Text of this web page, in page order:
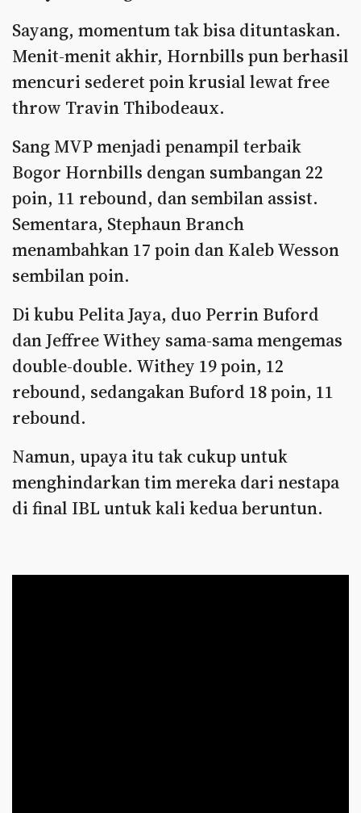
Sayang, momentum tak bisa dituntaskan.
Menit-menit akhir, Hornbills pun berhasil
mencuri sederet poin krusial lewat free
throw Travin Thibodeaux.
Sang MVP menjadi penampil terbaik
Bogor Hornbills dengan sumbangan 22
poin, 11 rebound, dan sembilan assist.
Sementara, Stephaun Branch
menambahkan 17 poin dan Kaleb Wesson
sembilan poin.
Di kubu Pelita Jaya, duo Perrin Buford
dan Jeffree Withey sama-sama mengemas
double-double. Withey 19 poin, 12
rebound, sedangakan Buford 18 poin, 11
rebound.
Namun, upaya itu tak cukup untuk
menghindarkan tim mereka dari nestapa
di final IBL untuk kali kedua beruntun.